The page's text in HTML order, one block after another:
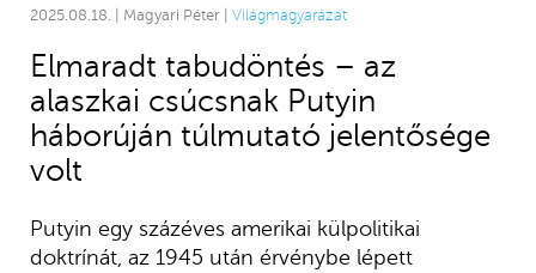
2025.08.18. | Magyari Péter | Világmagyarázat
Elmaradt tabudöntés – az
alaszkai csúcsnak Putyin
háborúján túlmutató jelentősége
volt
Putyin egy százéves amerikai külpolitikai
doktrínát, az 1945 után érvénybe lépett